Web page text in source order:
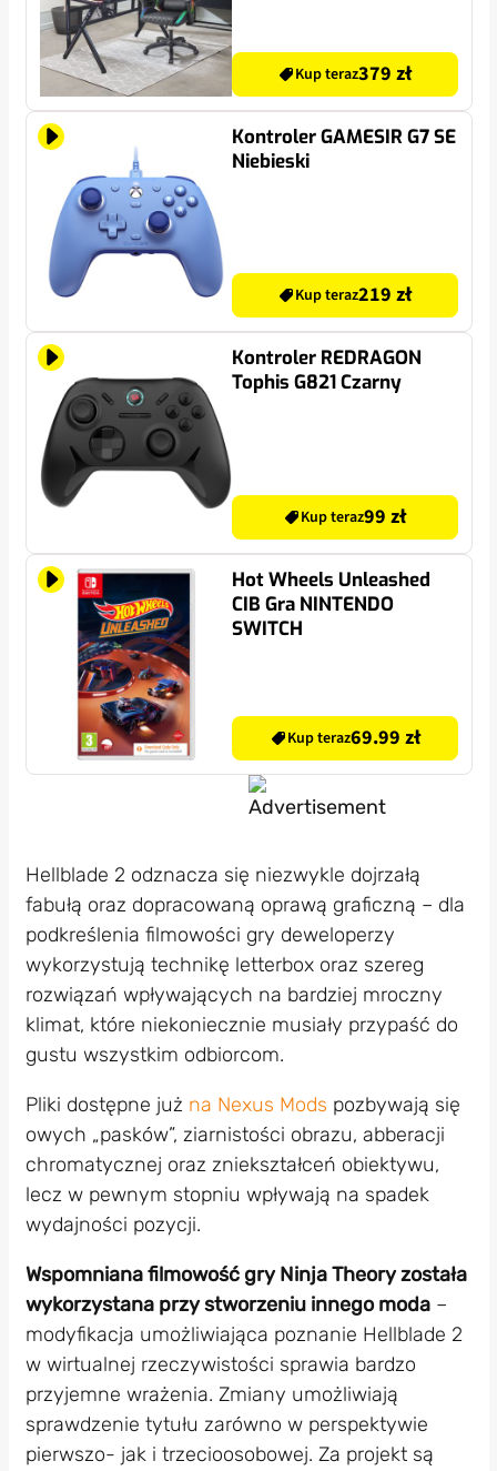
Kup teraz379 zł
Kontroler GAMESIR G7 SE
Niebieski
Kup teraz219 zł
Kontroler REDRAGON
Tophis G821 Czarny
Kup teraz99 zł
Hot Wheels Unleashed
CIB Gra NINTENDO
SWITCH
Kup teraz69.99 zł
Hellblade 2 odznacza się niezwykle dojrzałą
fabułą oraz dopracowaną oprawą graficzną – dla
podkreślenia filmowości gry deweloperzy
wykorzystują technikę letterbox oraz szereg
rozwiązań wpływających na bardziej mroczny
klimat, które niekoniecznie musiały przypaść do
gustu wszystkim odbiorcom.
Pliki dostępne już na Nexus Mods pozbywają się
owych „pasków”, ziarnistości obrazu, abberacji
chromatycznej oraz zniekształceń obiektywu,
lecz w pewnym stopniu wpływają na spadek
wydajności pozycji.
Wspomniana filmowość gry Ninja Theory została
wykorzystana przy stworzeniu innego moda–
modyfikacja umożliwiająca poznanie Hellblade 2
w wirtualnej rzeczywistości sprawia bardzo
przyjemne wrażenia. Zmiany umożliwiają
sprawdzenie tytułu zarówno w perspektywie
pierwszo- jak i trzecioosobowej. Za projekt są